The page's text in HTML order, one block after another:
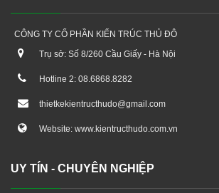
CÔNG TY CỔ PHẦN KIẾN TRÚC THỦ ĐÔ
Trụ sở: Số 8/260 Cầu Giấy - Hà Nội
Hotline 2: 08.6868.8282
thietkekientructhudo@gmail.com
Website: www.kientructhudo.com.vn
UY TÍN - CHUYÊN NGHIỆP